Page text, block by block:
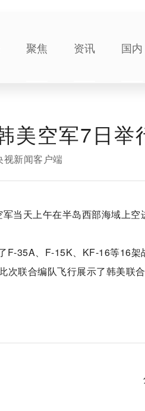
聚焦 资讯 国内
美空军7日举
视新闻客户端
当天上午在半岛西部海域上
F-35A、F-15K、KF-16等16
次联合编队飞行展示了韩美联